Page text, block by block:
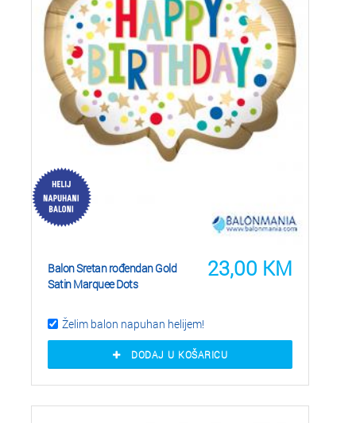
23,00 KM
Balon Sretan rođendan Gold
Satin Marquee Dots
Želim balon napuhan helijem!
DODAJ U KOŠARICU